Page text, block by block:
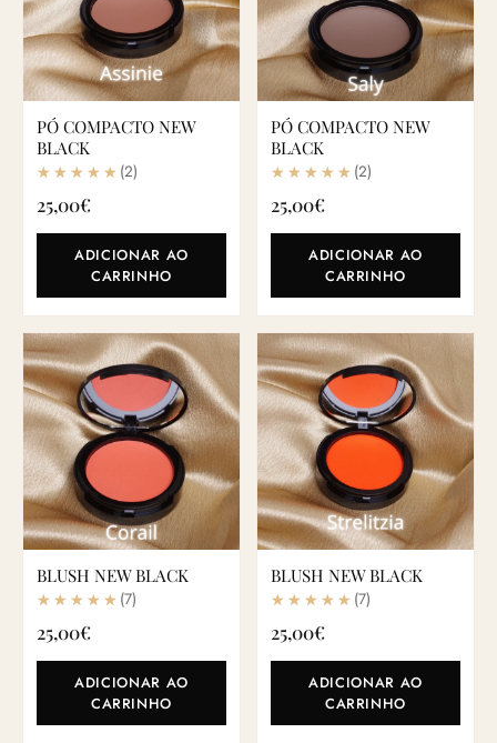
PÓ COMPACTO NEW
BLACK
(2)
25,00€
ADICIONAR AO
CARRINHO
PÓ COMPACTO NEW
BLACK
(2)
25,00€
ADICIONAR AO
CARRINHO
BLUSH NEW BLACK
(7)
25,00€
ADICIONAR AO
CARRINHO
BLUSH NEW BLACK
(7)
25,00€
ADICIONAR AO
CARRINHO